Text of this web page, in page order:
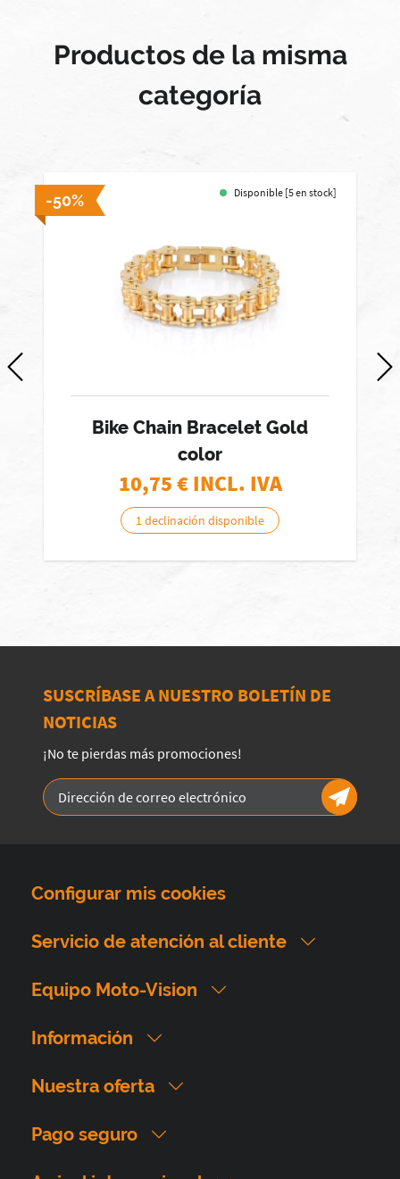
Productos de la misma
categoría
-50% Disponible [5 en stock]
Bike Chain Bracelet Gold
color
10,75€ INCL. IVA
1 declinación disponible
SUSCRÍBASE A NUESTRO BOLETÍN DE
NOTICIAS
¡No te pierdas más promociones!
Configurar mis cookies
Servicio de atención al cliente
Equipo Moto-Vision
Información
Nuestra oferta
Pago seguro